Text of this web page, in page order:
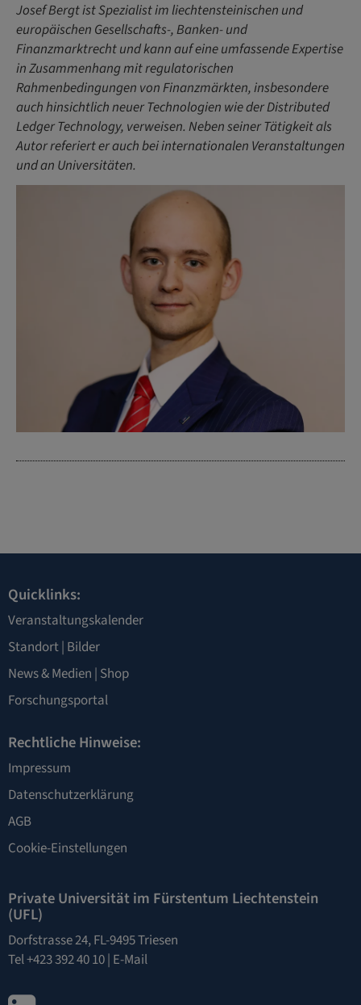
Josef Bergt ist Spezialist im liechtensteinischen und
europäischen Gesellschafts-, Banken- und
Finanzmarktrecht und kann auf eine umfassende Expertise
in Zusammenhang mit regulatorischen
Rahmenbedingungen von Finanzmärkten, insbesondere
auch hinsichtlich neuer Technologien wie der Distributed
Ledger Technology, verweisen. Neben seiner Tätigkeit als
Autor referiert er auch bei internationalen Veranstaltungen
und an Universitäten.
Quicklinks:
Veranstaltungskalender
Standort| Bilder
News & Medien | Shop
Forschungsportal
Rechtliche Hinweise:
Impressum
Datenschutzerklärung
AGB
Cookie-Einstellungen
Private Universität im Fürstentum Liechtenstein
(UFL)
Dorfstrasse 24, FL-9495 Triesen
Tel +423 392 40 10 | E-Mail